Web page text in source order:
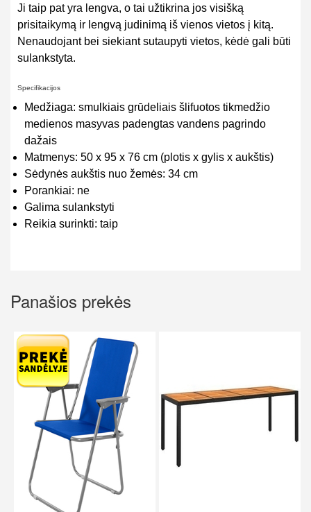
Ji taip pat yra lengva, o tai užtikrina jos visišką
prisitaikymą ir lengvą judinimą iš vienos vietos į kitą.
Nenaudojant bei siekiant sutaupyti vietos, kėdė gali būti
sulankstyta.
Specifikacijos
Medžiaga: smulkiais grūdeliais šlifuotos tikmedžio
medienos masyvas padengtas vandens pagrindo
dažais
Matmenys: 50 x 95 x 76 cm (plotis x gylis x aukštis)
Sėdynės aukštis nuo žemės: 34 cm
Porankiai: ne
Galima sulankstyti
Reikia surinkti: taip
Panašios prekės